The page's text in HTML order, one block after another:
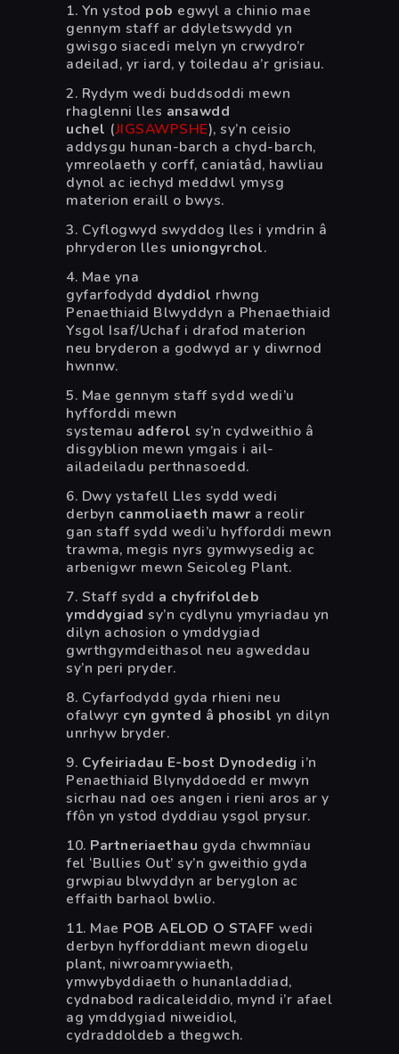
1. Yn ystod pob egwyl a chinio mae
gennym staff ar ddyletswydd yn
gwisgo siacedi melyn yn crwydro’r
adeilad, yr iard, y toiledau a’r grisiau.
2. Rydym wedi buddsoddi mewn
rhaglenni lles ansawdd
uchel (JIGSAWPSHE), sy’n ceisio
addysgu hunan-barch a chyd-barch,
ymreolaeth y corff, caniatâd, hawliau
dynol ac iechyd meddwl ymysg
materion eraill o bwys.
3. Cyflogwyd swyddog lles i ymdrin â
phryderon lles uniongyrchol.
4. Mae yna
gyfarfodydd dyddiol rhwng
Penaethiaid Blwyddyn a Phenaethiaid
Ysgol Isaf/Uchaf i drafod materion
neu bryderon a godwyd ar y diwrnod
hwnnw.
5. Mae gennym staff sydd wedi’u
hyfforddi mewn
systemau adferol sy’n cydweithio â
disgyblion mewn ymgais i ail-
ailadeiladu perthnasoedd.
6. Dwy ystafell Lles sydd wedi
derbyn canmoliaeth mawr a reolir
gan staff sydd wedi’u hyfforddi mewn
trawma, megis nyrs gymwysedig ac
arbenigwr mewn Seicoleg Plant.
7. Staff sydd a chyfrifoldeb
ymddygiad sy’n cydlynu ymyriadau yn
dilyn achosion o ymddygiad
gwrthgymdeithasol neu agweddau
sy’n peri pryder.
8. Cyfarfodydd gyda rhieni neu
ofalwyr cyn gynted â phosibl yn dilyn
unrhyw bryder.
9. Cyfeiriadau E-bost Dynodedig i’n
Penaethiaid Blynyddoedd er mwyn
sicrhau nad oes angen i rieni aros ar y
ffôn yn ystod dyddiau ysgol prysur.
10. Partneriaethau gyda chwmnïau
fel ‘Bullies Out’ sy’n gweithio gyda
grwpiau blwyddyn ar beryglon ac
effaith barhaol bwlio.
11. Mae POB AELOD O STAFF wedi
derbyn hyfforddiant mewn diogelu
plant, niwroamrywiaeth,
ymwybyddiaeth o hunanladdiad,
cydnabod radicaleiddio, mynd i’r afael
ag ymddygiad niweidiol,
cydraddoldeb a thegwch.